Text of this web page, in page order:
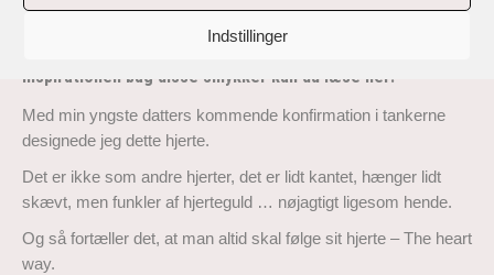
Indstillinger
med top kvalitet responsible sourced diamanter og naturligt
Inspirationen bag disse smykker kan du læse her:
Med min yngste datters kommende konfirmation i tankerne
designede jeg dette hjerte.
Det er ikke som andre hjerter, det er lidt kantet, hænger lidt
skævt, men funkler af hjerteguld … nøjagtigt ligesom hende.
Og så fortæller det, at man altid skal følge sit hjerte – The heart
way.